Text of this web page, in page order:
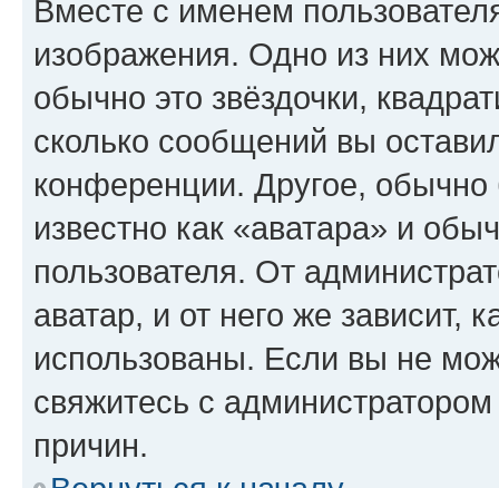
Вместе с именем
изображения. Одно из них
обычно это звёздочки,
сколько сообщений вы
конференции. Другое,
известно как «аватара» и
пользователя. От
аватар, и от него же зависит,
использованы. Если вы не
свяжитесь с
причин.